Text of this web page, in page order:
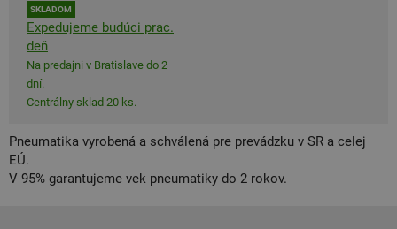
SKLADOM
Expedujeme budúci prac.
deň
Na predajni v Bratislave do 2
dní.
Centrálny sklad 20 ks.
Pneumatika vyrobená a schválená pre prevádzku v SR a celej
EÚ.
V 95% garantujeme vek pneumatiky do 2 rokov.